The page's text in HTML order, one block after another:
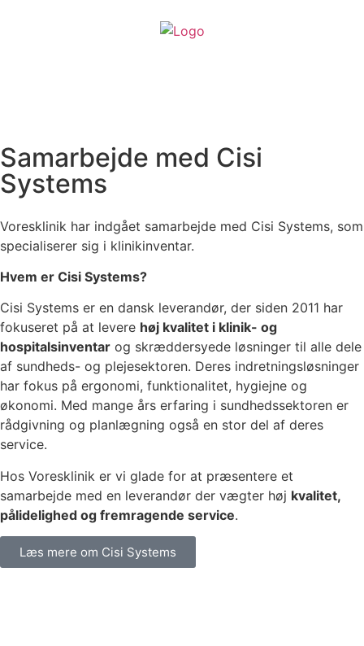
Samarbejde med Cisi
Systems
Voresklinik har indgået samarbejde med Cisi Systems, som
specialiserer sig i klinikinventar.
Hvem er Cisi Systems?
Cisi Systems er en dansk leverandør, der siden 2011 har
fokuseret på at levere høj kvalitet i klinik- og
hospitalsinventar og skræddersyede løsninger til alle dele
af sundheds- og plejesektoren. Deres indretningsløsninger
har fokus på ergonomi, funktionalitet, hygiejne og
økonomi. Med mange års erfaring i sundhedssektoren er
rådgivning og planlægning også en stor del af deres
service.
Hos Voresklinik er vi glade for at præsentere et
samarbejde med en leverandør der vægter høj kvalitet,
pålidelighed og fremragende service.
Læs mere om Cisi Systems